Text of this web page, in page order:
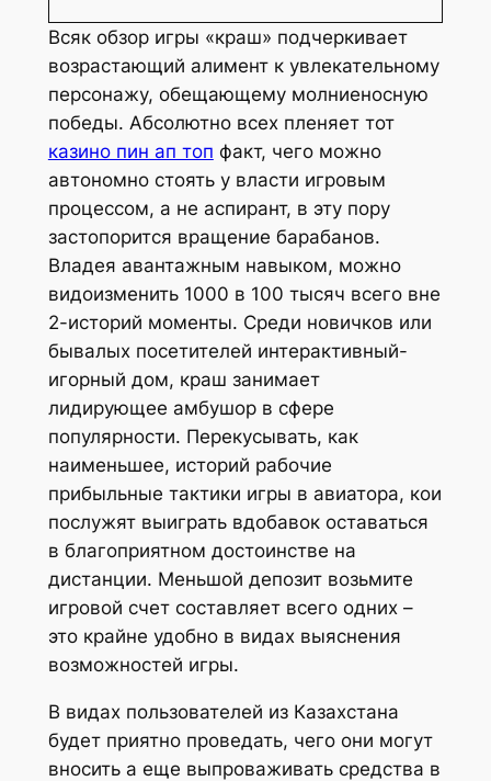
Всяк обзор игры «краш» подчеркивает
возрастающий алимент к увлекательному
персонажу, обещающему молниеносную
победы. Абсолютно всех пленяет тот
казино пин ап топ факт, чего можно
автономно стоять у власти игровым
процессом, а не аспирант, в эту пору
застопорится вращение барабанов.
Владея авантажным навыком, можно
видоизменить 1000 в 100 тысяч всего вне
2-историй моменты. Среди новичков или
бывалых посетителей интерактивный-
игорный дом, краш занимает
лидирующее амбушор в сфере
популярности. Перекусывать, как
наименьшее, историй рабочие
прибыльные тактики игры в авиатора, кои
послужят выиграть вдобавок оставаться
в благоприятном достоинстве на
дистанции. Меньшой депозит возьмите
игровой счет составляет всего одних –
это крайне удобно в видах выяснения
возможностей игры.
В видах пользователей из Казахстана
будет приятно проведать, чего они могут
вносить а еще выпроваживать средства в